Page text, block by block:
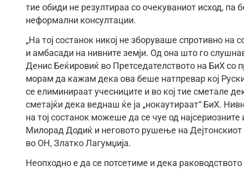
тие обиди не резултираа со очекуваниот исход,
неформални консултации.
„На тој состанок никој не зборуваше спротивно на
и амбасади на нивните земји. Од она што го
Денис Беќировиќ во Претседателството на БиХ со
морам да кажам дека ова беше натпревар кој
се елиминираат учесниците и во кој тие сметале
сметајќи дека веднаш ќе ја „нокаутираат“ БиХ.
на тој состанок можеше да се чуе од
Милорад Додиќ и неговото рушење на
во ОН, Златко Лагумџија.
Неопходно е да се потсетиме и дека